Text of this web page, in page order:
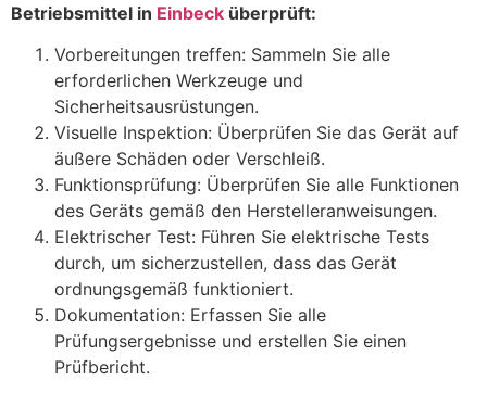
Betriebsmittel in Einbeck überprüft:
Vorbereitungen treffen: Sammeln Sie alle
erforderlichen Werkzeuge und
Sicherheitsausrüstungen.
Visuelle Inspektion: Überprüfen Sie das Gerät auf
äußere Schäden oder Verschleiß.
Funktionsprüfung: Überprüfen Sie alle Funktionen
des Geräts gemäß den Herstelleranweisungen.
Elektrischer Test: Führen Sie elektrische Tests
durch, um sicherzustellen, dass das Gerät
ordnungsgemäß funktioniert.
Dokumentation: Erfassen Sie alle
Prüfungsergebnisse und erstellen Sie einen
Prüfbericht.